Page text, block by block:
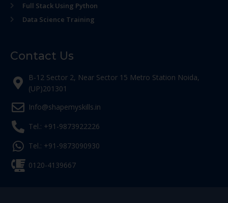
Full Stack Using Python
Data Science Training
Contact Us
B-12 Sector 2, Near Sector 15 Metro Station Noida,
(UP)201301
Info@shapemyskills.in
Tel.: +91-9873922226
Tel.: +91-9873090930
0120-4139667